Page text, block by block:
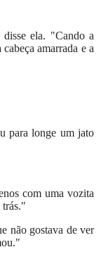
ela. "Cando a
amarrada e a
para longe um jato
com uma vozita
trás."
não gostava de ver